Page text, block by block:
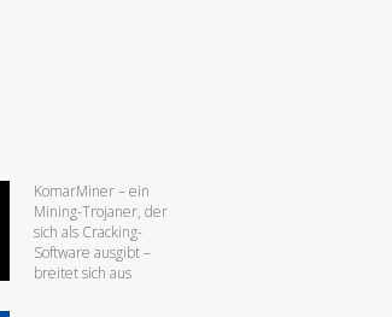
KomarMiner – ein
Mining-Trojaner, der
sich als Cracking-
Software ausgibt –
breitet sich aus